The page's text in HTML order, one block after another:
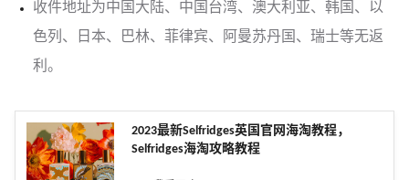
收件地址为中国大陆、中国台湾、澳大利亚、韩国、以
色列、日本、巴林、菲律宾、阿曼苏丹国、瑞士等无返
利。
2023最新Selfridges英国官网海淘教程，
Selfridges海淘攻略教程